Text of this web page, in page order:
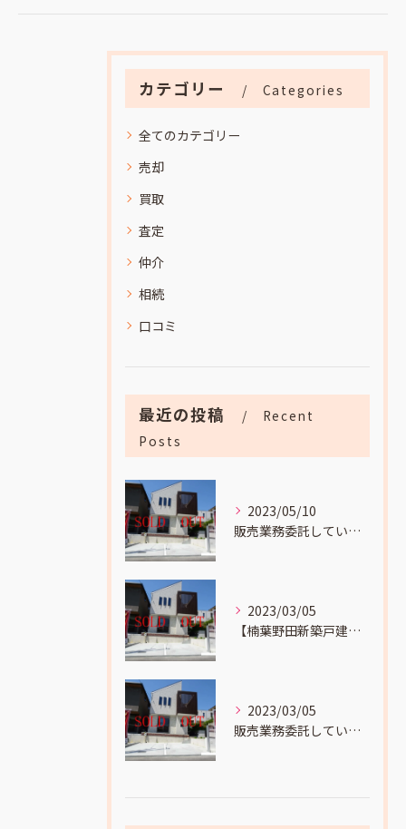
カテゴリー Categories
全てのカテゴリー
売却
買取
査定
仲介
相続
口コミ
最近の投稿
Recent
Posts
2023/05/10
販売業務委託していました
2023/03/05
【楠葉野田新築戸建成約】までの流れをお伝えします。
2023/03/05
販売業務委託していました